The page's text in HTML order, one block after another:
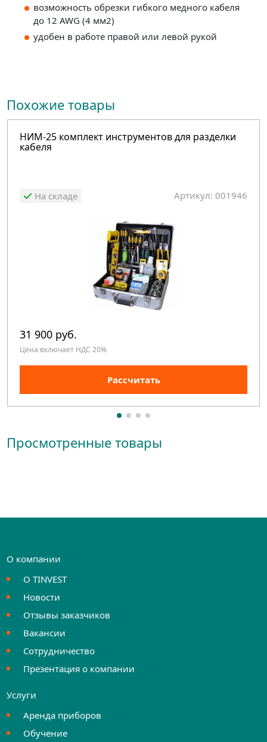
возможность обрезки гибкого медного кабеля
до 12 AWG (4 мм2)
удобен в работе правой или левой рукой
Похожие товары
НИМ-25 комплект инструментов для разделки
кабеля
На складе Артикул: 001946
31 900 руб.
Цена включает НДС 20%
Рассчитать
Просмотренные товары
О компании
О TINVEST
Новости
Отзывы заказчиков
Вакансии
Сотрудничество
Презентация о компании
Услуги
Аренда приборов
Обучение